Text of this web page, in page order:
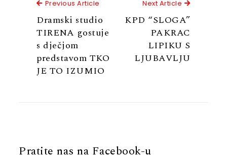
Previous Article Previous Article
Dramski studio
TIRENA gostuje
s dječjom
predstavom TKO
JE TO IZUMIO
Next Article Next
KPD “SLOGA”
PAKRAC
LIPIKU S
LJUBAVLJU
Pratite nas na Facebook-u